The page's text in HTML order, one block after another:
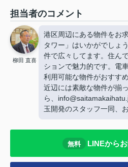
担当者のコメント
柳田 直喜
港区周辺にある物件をお
タワー」はいかがでしょ
件で広々してます。住ん
ションで魅力的です。電
利用可能な物件がおすす
近辺には素敵な物件が揃
ら、
玉開発のスタッフ一同、
無料 LINEから